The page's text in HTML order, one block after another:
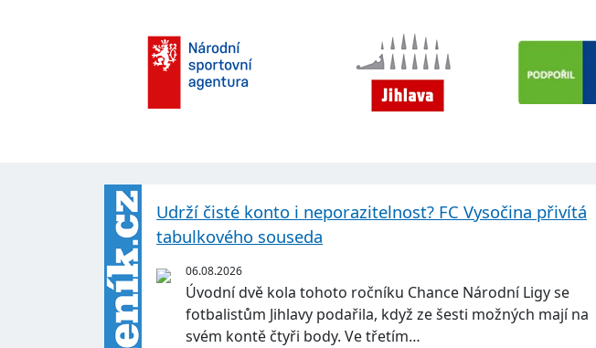
Udrží čisté konto i neporazitelnost? FC Vysočina přivítá
tabulkového souseda
06.08.2026
Úvodní dvě kola tohoto ročníku Chance Národní Ligy se
fotbalistům Jihlavy podařila, když ze šesti možných mají na
svém kontě čtyři body. Ve třetím…